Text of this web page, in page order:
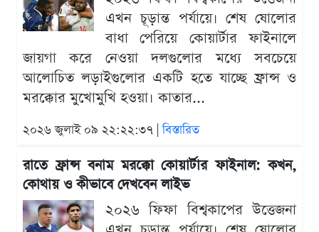
এখন চূড়ান্ত পর্যায়ে। শেষ ষোলোর
বাধা পেরিয়ে কোয়ার্টার ফাইনালে
জায়গা করে নেওয়া দলগুলোর মধ্যে সবচেয়ে
আলোচিত লড়াইগুলোর একটি হতে যাচ্ছে ফ্রান্স ও
মরক্কোর মুখোমুখি হওয়া। কাতার...
২০২৬ জুলাই ০৯ ২২:২২:৩৭ |বিস্তারিত
রাতে ফ্রান্স বনাম মরক্কো কোয়ার্টার ফাইনাল: কখন,
কোথায় ও কীভাবে দেখবেন লাইভ
২০২৬ ফিফা বিশ্বকাপের উত্তেজনা